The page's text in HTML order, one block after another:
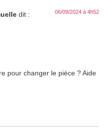
dit : 06/09/2024 à 4h52
pour changer le pièce ? Aide